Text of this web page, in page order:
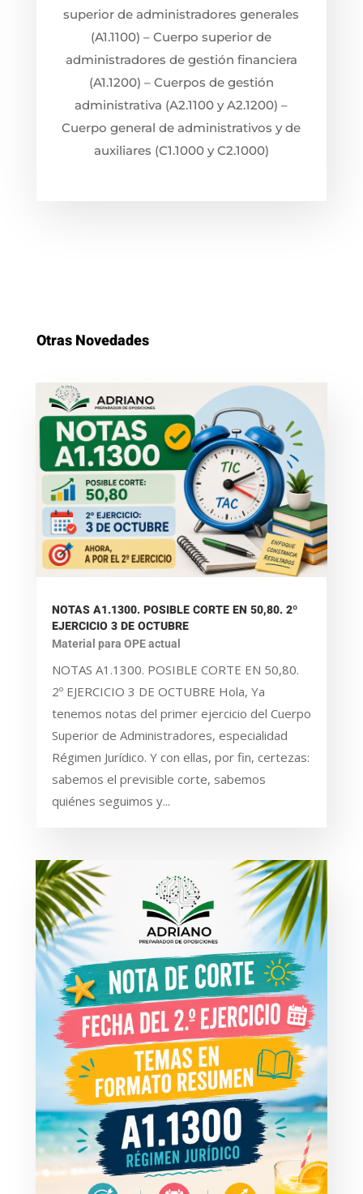
superior de administradores generales
(A1.1100) – Cuerpo superior de
administradores de gestión financiera
(A1.1200) – Cuerpos de gestión
administrativa (A2.1100 y A2.1200) –
Cuerpo general de administrativos y de
auxiliares (C1.1000 y C2.1000)
Otras Novedades
NOTAS A1.1300. POSIBLE CORTE EN 50,80. 2º
EJERCICIO 3 DE OCTUBRE
Material para OPE actual
NOTAS A1.1300. POSIBLE CORTE EN 50,80.
2º EJERCICIO 3 DE OCTUBRE Hola, Ya
tenemos notas del primer ejercicio del Cuerpo
Superior de Administradores, especialidad
Régimen Jurídico. Y con ellas, por fin, certezas:
sabemos el previsible corte, sabemos
quiénes seguimos y...